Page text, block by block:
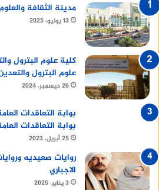
مدينة الثقافة
13 يوليو، 2025
كلية علوم البترول
علوم البترول
26 ديسمبر، 2024
بوابة التعاقدات
بوابة التعاقدات
25 أبريل، 2023
روايات صعيديه
الاجباري
3 يناير، 2025